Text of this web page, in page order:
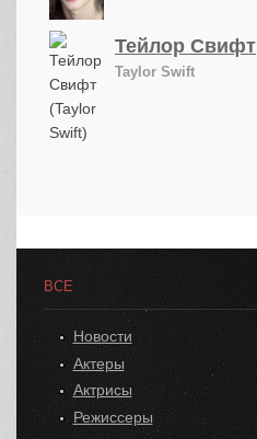
Тейлор Свифт
Taylor Swift
ВСЕ
Новости
Актеры
Актрисы
Режиссеры